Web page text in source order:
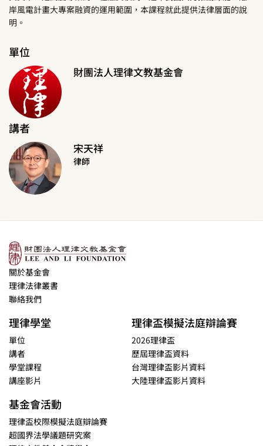
岸風電計畫大專案融資的運用範圍，本課程就此提供法律層面的說
明。
單位
財團法人理律文教基金會
講者
宋天祥
律師
關於基金會
理律法律叢書
聯絡我們
理律學堂
單位
講者
學堂課程
講座影片
理律盃模擬法庭辯論賽
2026理律盃
歷屆理律盃資料
台灣理律盃影片資料
大陸理律盃影片資料
基金會活動
理律盃校際模擬法庭辯論賽
超國界法學議題研究案